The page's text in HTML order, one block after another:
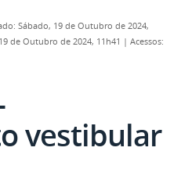
Sábado, 19 de Outubro de 2024,
de Outubro de 2024, 11h41 | Acessos:
vestibular